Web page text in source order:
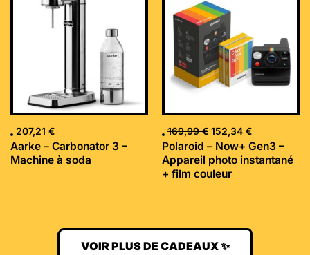
207,21 €
Aarke – Carbonator 3 –
Machine à soda
169,99€
initial
était :
169,99 €.
152,34 €
Polaroid – Now+ Gen3 –
Appareil photo instantané
+ film couleur
VOIR PLUS DE CADEAUX ✨